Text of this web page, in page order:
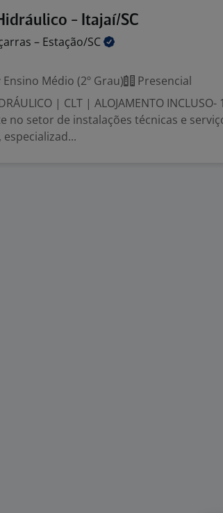
- Itajaí/SC
– Estação/SC
Ensino Médio (2º Grau)
Presencial
| CLT | ALOJAMENTO INCLUSO-
no setor de instalações técnicas e